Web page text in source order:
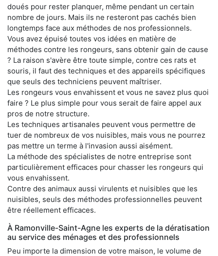
doués pour rester planquer, même pendant un certain
nombre de jours. Mais ils ne resteront pas cachés bien
longtemps face aux méthodes de nos professionnels.
Vous avez épuisé toutes vos idées en matière de
méthodes contre les rongeurs, sans obtenir gain de cause
? La raison s'avère être toute simple, contre ces rats et
souris, il faut des techniques et des appareils spécifiques
que seuls des techniciens peuvent maîtriser.
Les rongeurs vous envahissent et vous ne savez plus quoi
faire ? Le plus simple pour vous serait de faire appel aux
pros de notre structure.
Les techniques artisanales peuvent vous permettre de
tuer de nombreux de vos nuisibles, mais vous ne pourrez
pas mettre un terme à l'invasion aussi aisément.
La méthode des spécialistes de notre entreprise sont
particulièrement efficaces pour chasser les rongeurs qui
vous envahissent.
Contre des animaux aussi virulents et nuisibles que les
nuisibles, seuls des méthodes professionnelles peuvent
être réellement efficaces.
À Ramonville-Saint-Agne les experts de la dératisation
au service des ménages et des professionnels
Peu importe la dimension de votre maison, le volume de